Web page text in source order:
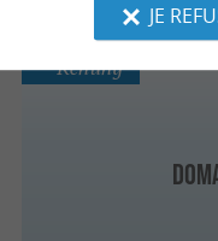
Renung
JE